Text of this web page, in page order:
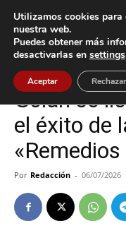
Inicio Deportes
Deportes Tomiño
Goián se
el éxito de
Por Redacción - 06/07/2026
Utilizamos cookies para
nuestra web.
Puedes obtener más
desactivarlas en settings
Aceptar Rechazar